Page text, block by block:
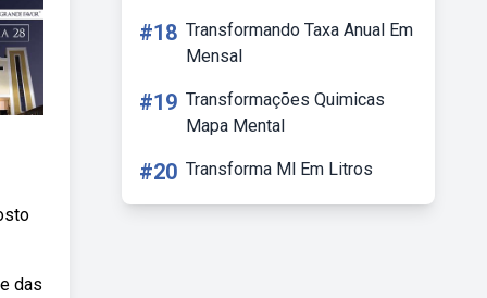
das
#18 Transformando Taxa Anual Em
Mensal
#19 Transformações Quimicas
Mapa Mental
#20 Transforma Ml Em Litros